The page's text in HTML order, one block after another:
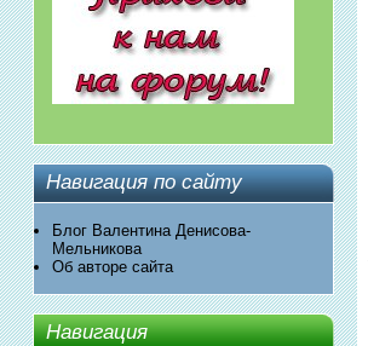
Навигация по сайту
Блог Валентина Денисова-
Мельникова
Об авторе сайта
Навигация